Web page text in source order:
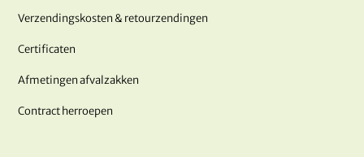
Verzendingskosten & retourzendingen
Certificaten
Afmetingen afvalzakken
Contract herroepen